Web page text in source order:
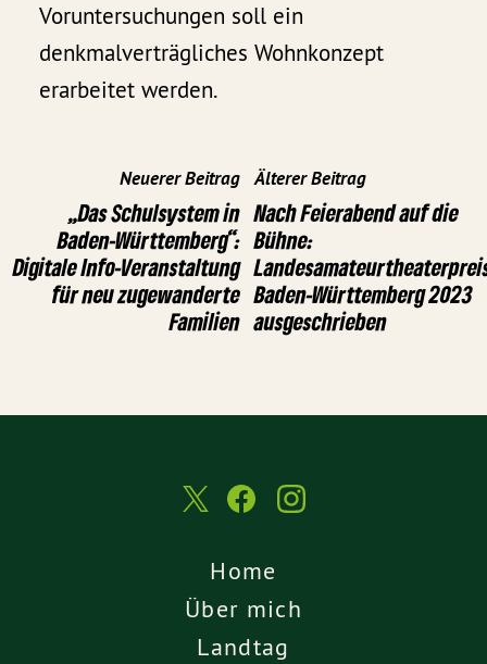
Voruntersuchungen soll ein
denkmalverträgliches Wohnkonzept
erarbeitet werden.
Neuerer Beitrag
„Das Schulsystem in
Baden-Württemberg“:
Digitale Info-Veranstaltung
für neu zugewanderte
Familien
Älterer Beitrag
Nach Feierabend auf die
Bühne:
Baden-Württemberg 2023
ausgeschrieben
Home
Über mich
Landtag